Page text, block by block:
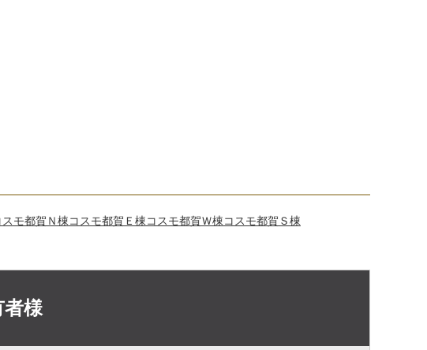
スモ都賀Ｎ棟コスモ都賀Ｅ棟コスモ都賀Ｗ棟コスモ都賀Ｓ棟
者様